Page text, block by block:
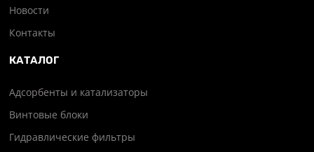
Новости
Контакты
КАТАЛОГ
Адсорбенты и катализаторы
Винтовые блоки
Гидравлические фильтры